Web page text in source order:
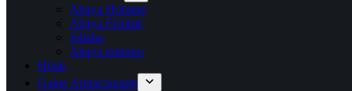
Abaya Homme
Abaya Femme
Jellaba
Abaya kimono
Hijab
Gaine Amincissante